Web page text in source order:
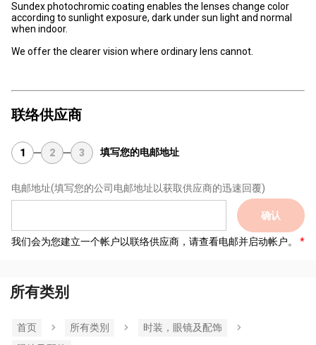
Sundex photochromic coating enables the lenses change color
according to sunlight exposure, dark under sun light and normal
when indoor.
We offer the clearer vision where ordinary lens cannot.
联络供应商
1 2 3 填写您的电邮地址
电邮地址(填写您的公司电邮地址以获取供应商的迅速回覆)
确认
我们会为您建立一个帐户以联络供应商，请查看电邮并启动帐户。
所有类别
首页 所有类別
时装，眼镜及配饰